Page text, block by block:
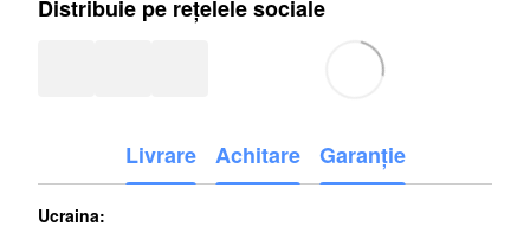
Distribuie pe rețelele sociale
Livrare Achitare Garanție
Ucraina: